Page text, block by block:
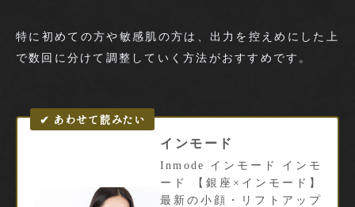
特に初めての方や敏感肌の方は、出力を控えめにした上
で数回に分けて調整していく方法がおすすめです。
インモード
Inmode インモード インモ
ード 【銀座×インモード】
最新の小顔・リフトアップ